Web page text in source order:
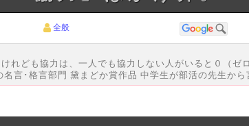
全般
れども協力は、一人でも協力しない人がいると０（ゼ
言･格言部門 黛まどか賞作品 中学生が部活の先生か